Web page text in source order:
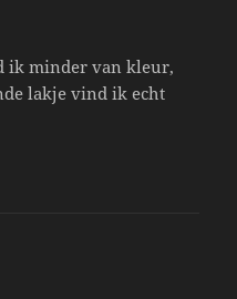
ik minder van kleur,
lakje vind ik echt